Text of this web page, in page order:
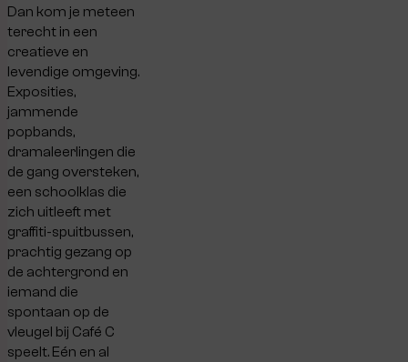
Dan kom je meteen
terecht in een
creatieve en
levendige omgeving.
Exposities,
jammende
popbands,
dramaleerlingen die
de gang oversteken,
een schoolklas die
zich uitleeft met
graffiti-spuitbussen,
prachtig gezang op
de achtergrond en
iemand die
spontaan op de
vleugel bij Café C
speelt. Eén en al